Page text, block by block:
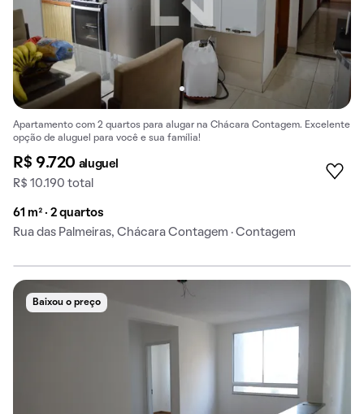
Apartamento com 2 quartos para alugar na Chácara Contagem. Excelente
opção de aluguel para você e sua família!
R$ 9.720 aluguel
R$ 10.190 total
61 m² · 2 quartos
Rua das Palmeiras, Chácara Contagem · Contagem
Baixou o preço